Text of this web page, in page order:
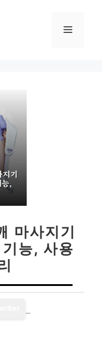
메
마사지기
능, 사용